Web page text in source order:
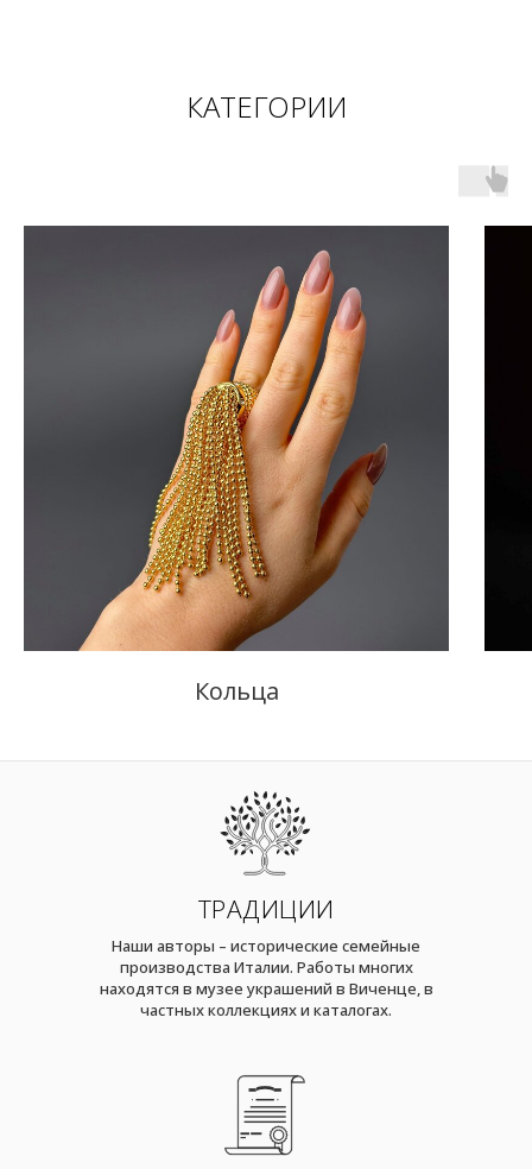
КАТЕГОРИИ
Кольца
ТРАДИЦИИ
Наши авторы – исторические семейные
производства Италии. Работы многих
находятся в музее украшений в Виченце, в
частных коллекциях и каталогах.